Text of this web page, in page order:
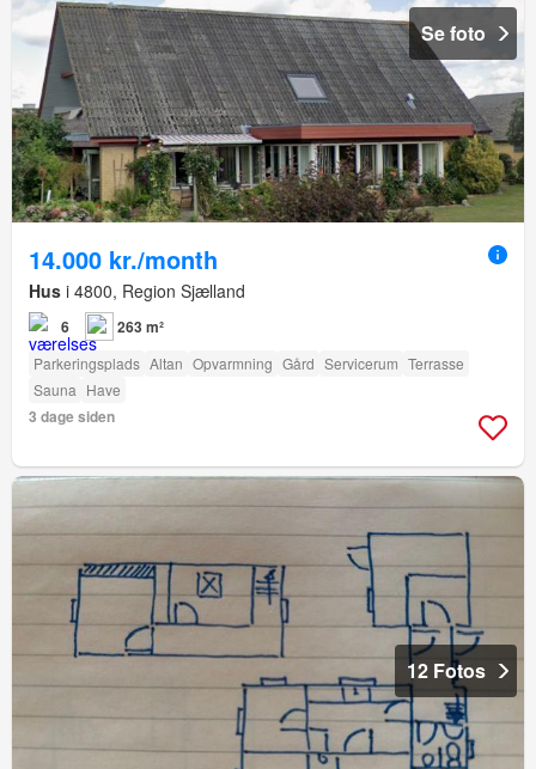
Se foto
14.000 kr./month
Hus i 4800, Region Sjælland
6 263 m²
Parkeringsplads Altan Opvarmning Gård Servicerum Terrasse
Sauna Have
3 dage siden
12 Fotos